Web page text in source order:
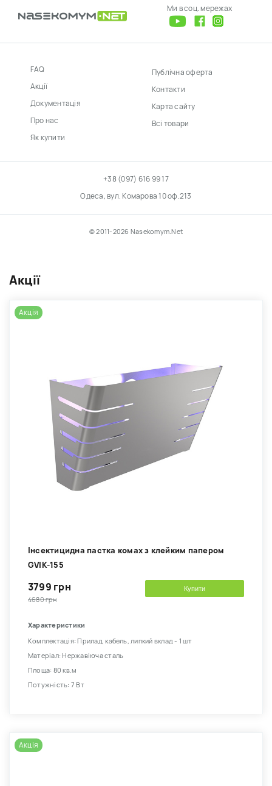
Акції
Акція
Інсектицидна пастка комах з клейким папером
GVIK-155
3799 грн
4680 грн
Купити
Характеристики
Комплектація: Прилад, кабель, липкий вклад - 1 шт
Матеріал: Нержавіюча сталь
Площа: 80 кв.м
Потужність: 7 Вт
Акція
Ми в соц. мережах
FAQ
Акції
Документація
Про нас
Як купити
Публічна оферта
Контакти
Карта сайту
Всі товари
+38 (097) 616 99 17
Одеса, вул. Комарова 10 оф.213
© 2011-2026 Nasekomym.Net